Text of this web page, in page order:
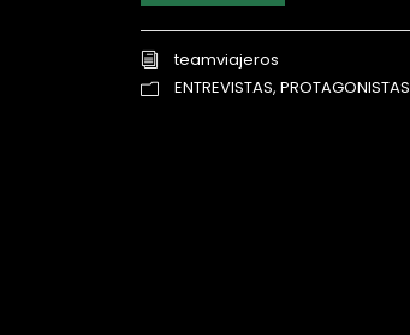
teamviajeros
ENTREVISTAS, PROTAGONISTAS